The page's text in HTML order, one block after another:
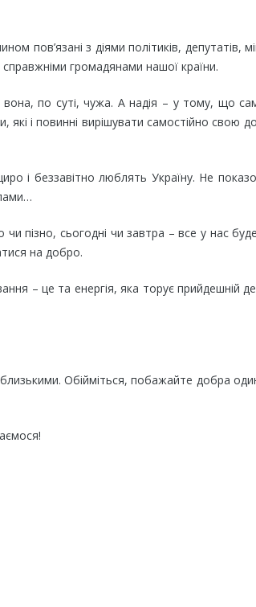
пов’язані з діями політиків, депутатів,
громадянами нашої країни.
по суті, чужа. А надія – у тому, що
які і повинні вирішувати самостійно свою
і беззавітно люблять Україну. Не
пізно, сьогодні чи завтра – все у нас
на добро.
– це та енергія, яка торує прийдешній
Обійміться, побажайте добра